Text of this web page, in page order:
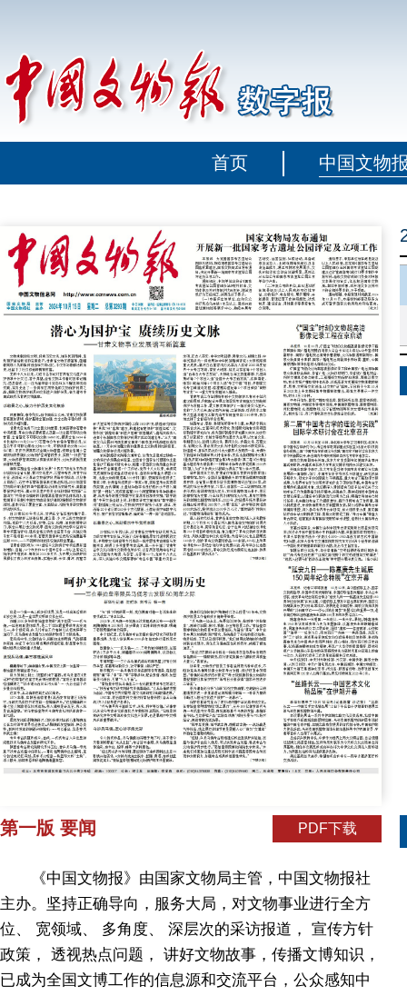
首页 中国文物
第一版 要闻 PDF下载
《中国文物报》由国家文物局主管，中国文物报社
主办。坚持正确导向，服务大局，对文物事业进行全方
位、 宽领域、 多角度、 深层次的采访报道， 宣传方针
政策， 透视热点问题， 讲好文物故事，传播文博知识，
已成为全国文博工作的信息源和交流平台，公众感知中